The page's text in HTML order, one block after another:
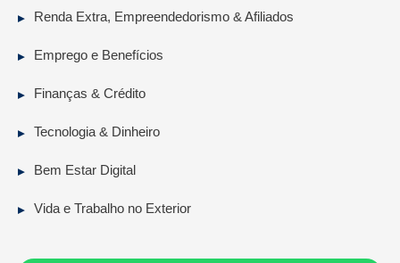
Renda Extra, Empreendedorismo & Afiliados
Emprego e Benefícios
Finanças & Crédito
Tecnologia & Dinheiro
Bem Estar Digital
Vida e Trabalho no Exterior